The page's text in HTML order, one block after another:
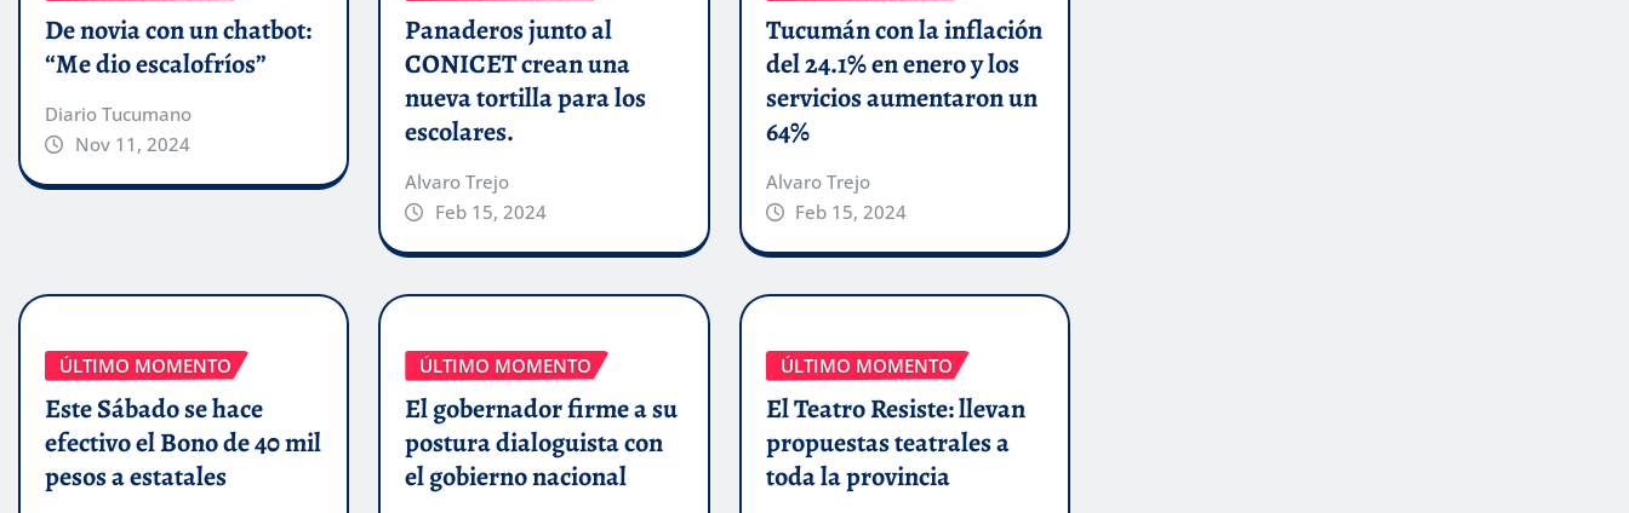
De novia con un chatbot:
“Me dio escalofríos”
Diario Tucumano
Nov 11, 2024
Panaderos junto al
CONICET crean una
nueva tortilla para los
escolares.
Alvaro Trejo
Feb 15, 2024
Tucumán con la inflación
del 24.1% en enero y los
servicios aumentaron un
64%
Alvaro Trejo
Feb 15, 2024
ÚLTIMO MOMENTO
Este Sábado se hace
efectivo el Bono de 40 mil
pesos a estatales
ÚLTIMO MOMENTO
El gobernador firme a su
postura dialoguista con
el gobierno nacional
ÚLTIMO MOMENTO
El Teatro Resiste: llevan
propuestas teatrales a
toda la provincia